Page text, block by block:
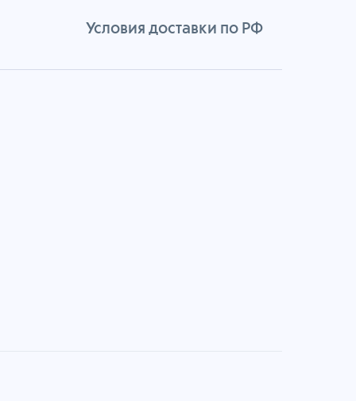
Условия доставки по РФ